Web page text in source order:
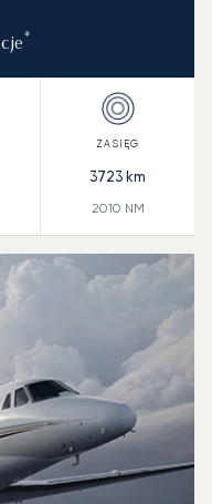
*
3723 km
2010 NM